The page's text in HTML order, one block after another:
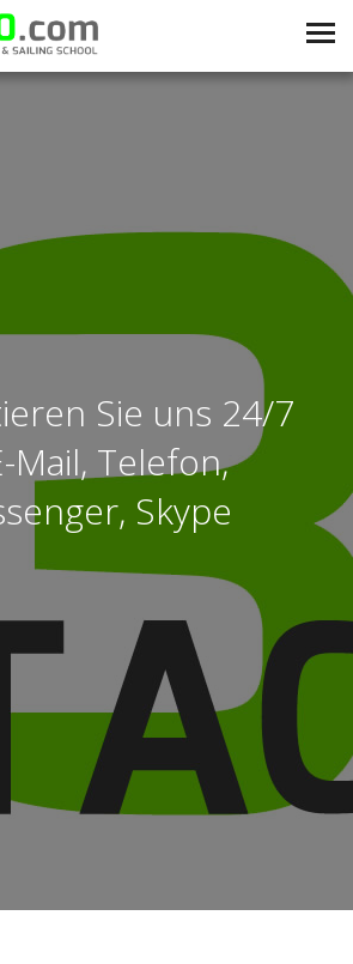
Sie uns 24/7
Mail, Telefon,
Skype